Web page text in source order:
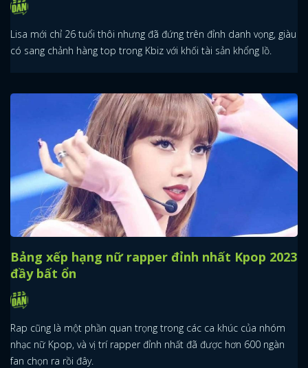
Lisa mới chỉ 26 tuổi thôi nhưng đã đứng trên đỉnh danh vọng, giàu
có sang chảnh hàng top trong Kbiz với khối tài sản khổng lồ.
Bảng xếp hạng nữ rapper đỉnh nhất Kpop 2023
đầy bất ổn
Rap cũng là một phần quan trọng trong các ca khúc của nhóm
nhạc nữ Kpop, và vị trí rapper đỉnh nhất đã được hơn 600 ngàn
fan chọn ra rồi đây.